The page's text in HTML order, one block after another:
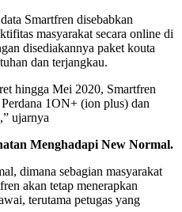
Smartfren disebabkan
masyarakat secara online di
disediakannya paket kouta
dan terjangkau.
hingga Mei 2020, Smartfren
1ON+ (ion plus) dan
ujarnya
Menghadapi New Normal.
dimana sebagian masyarakat
akan tetap menerapkan
terutama petugas yang